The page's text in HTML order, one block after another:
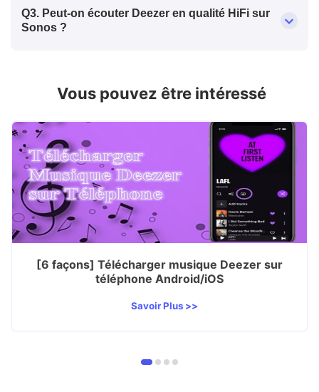
Q3. Peut-on écouter Deezer en qualité HiFi sur
Sonos ?
Vous pouvez être intéressé
[6 façons] Télécharger musique Deezer sur
téléphone Android/iOS
Savoir Plus >>